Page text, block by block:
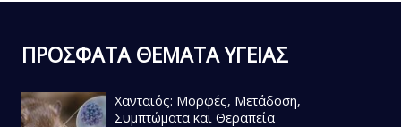
ΠΡΟΣΦΑΤΑ ΘΕΜΑΤΑ ΥΓΕΙΑΣ
Χανταϊός: Μορφές, Μετάδοση,
Συμπτώματα και Θεραπεία